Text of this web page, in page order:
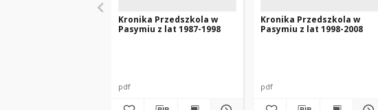
Kronika Przedszkola w
Pasymiu z lat 1987-1998
pdf
Kronika Przedszkola w
Pasymiu z lat 1998-2008
pdf